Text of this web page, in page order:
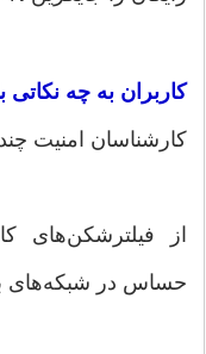
کاربران به چه نکاتی
کارشناسان امنیت
از فیلترشکن‌های
حساس در شبکه‌های